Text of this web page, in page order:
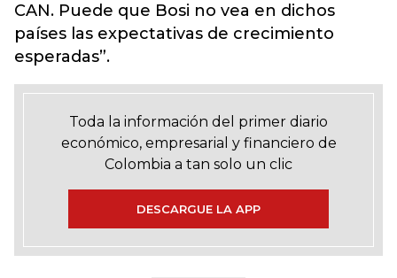
CAN. Puede que Bosi no vea en dichos
países las expectativas de crecimiento
esperadas”.
Toda la información del primer diario
económico, empresarial y financiero de
Colombia a tan solo un clic
DESCARGUE LA APP